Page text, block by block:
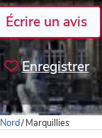
Écrire un avis
Enregistrer
Nord/Marquillies